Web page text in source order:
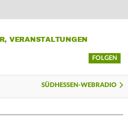
VERANSTALTUNGEN
FOLGEN
SÜDHESSEN-WEBRADIO